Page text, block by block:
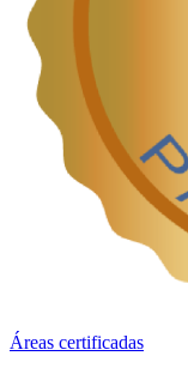
Áreas certificadas